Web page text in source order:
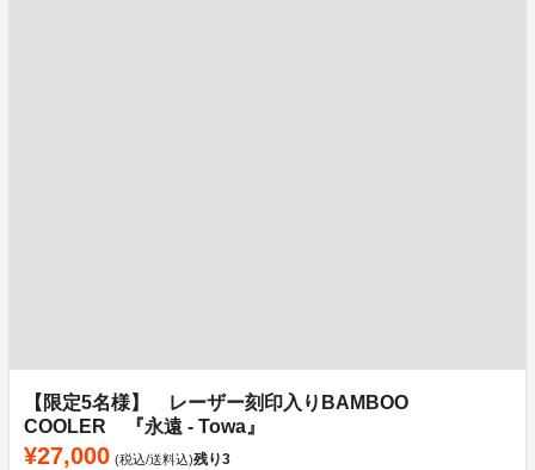
【限定5名様】 レーザー刻印入りBAMBOO
COOLER 『永遠 - Towa』
¥27,000 (税込/送料込)残り3